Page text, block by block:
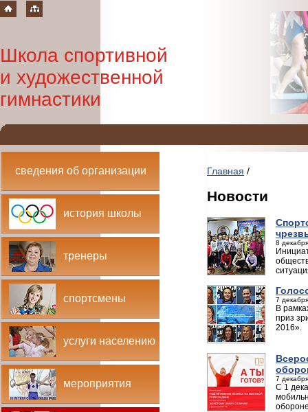
Школа спортивной
и художественной
гимнастики
сведения об организации
история школы
тренеры
спортсмены
услуги населению
мероприятия
Главная /
Новости
8
7
В
приз
2016».
7
С 1